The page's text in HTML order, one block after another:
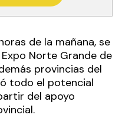
de la mañana, se
Norte Grande de
provincias del
todo el potencial
del apoyo